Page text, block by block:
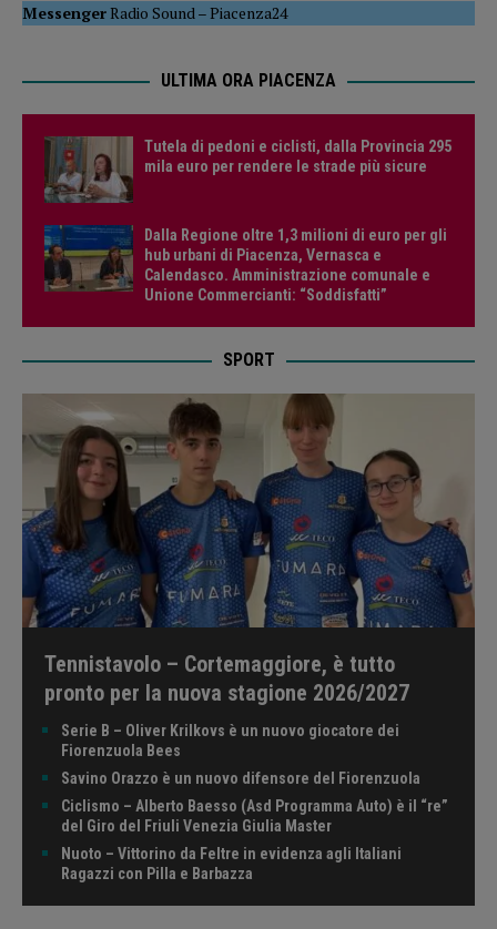
MessengerRadio Sound –Piacenza24
ULTIMA ORA PIACENZA
Tutela di pedoni e ciclisti, dalla Provincia 295
mila euro per rendere le strade più sicure
Dalla Regione oltre 1,3 milioni di euro per gli
hub urbani di Piacenza, Vernasca e
Calendasco. Amministrazione comunale e
Unione Commercianti: “Soddisfatti”
SPORT
Tennistavolo – Cortemaggiore, è tutto
pronto per la nuova stagione 2026/2027
Serie B – Oliver Krilkovs è un nuovo giocatore dei
Fiorenzuola Bees
Savino Orazzo è un nuovo difensore del Fiorenzuola
Ciclismo – Alberto Baesso (Asd Programma Auto) è il “re”
del Giro del Friuli Venezia Giulia Master
Nuoto – Vittorino da Feltre in evidenza agli Italiani
Ragazzi con Pilla e Barbazza